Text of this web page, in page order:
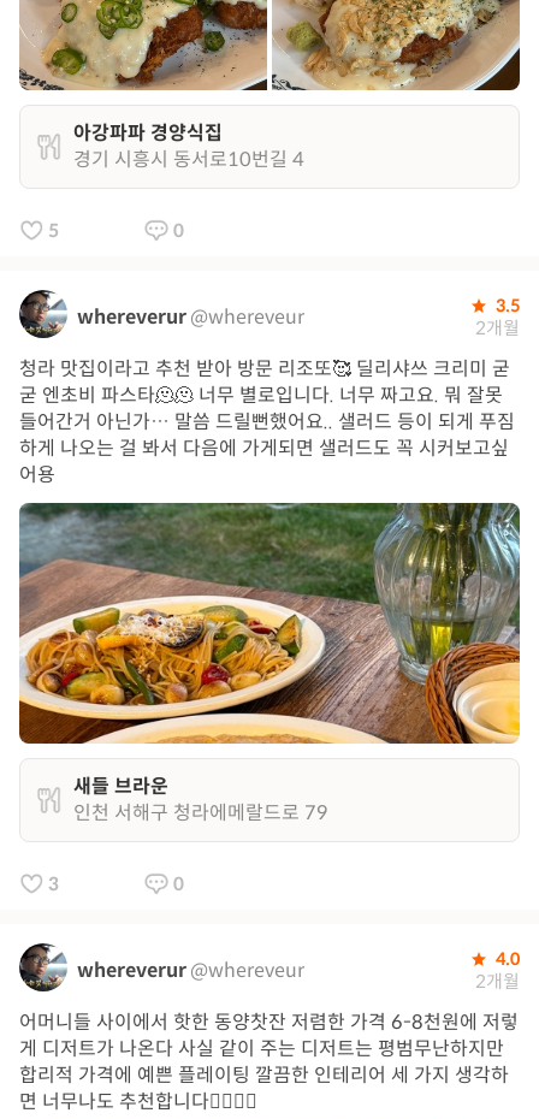
아강파파 경양식집
경기 시흥시 동서로10번길 4
5 0
whereverur@whereveur 3.5
2개월
청라 맛집이라고 추천 받아 방문 리조또🥰 딜리샤쓰 크리미 굳
굳 엔초비 파스타🫠🫠 너무 별로입니다. 너무 짜고요. 뭐 잘못
들어간거 아닌가… 말씀 드릴뻔했어요.. 샐러드 등이 되게 푸짐
하게 나오는 걸 봐서 다음에 가게되면 샐러드도 꼭 시커보고싶
어용
새들 브라운
인천 서해구 청라에메랄드로 79
3 0
whereverur@whereveur 4.0
2개월
어머니들 사이에서 핫한 동양찻잔 저렴한 가격 6-8천원에 저렇
게 디저트가 나온다 사실 같이 주는 디저트는 평범무난하지만
합리적 가격에 예쁜 플레이팅 깔끔한 인테리어 세 가지 생각하
면 너무나도 추천합니다✊🏻✊🏻